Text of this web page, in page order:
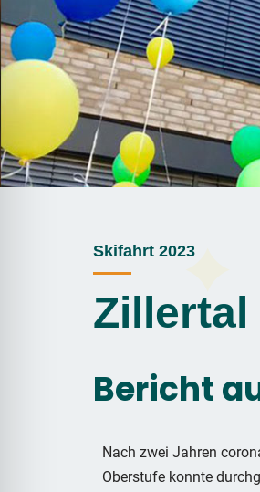
Zillertal
Skifahrt 2023
Bericht
Nach zwei Jahren
Oberstufe konnte